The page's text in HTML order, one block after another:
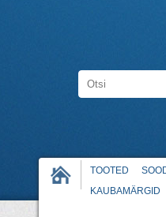
TOOTED
KAUBAMÄRGID